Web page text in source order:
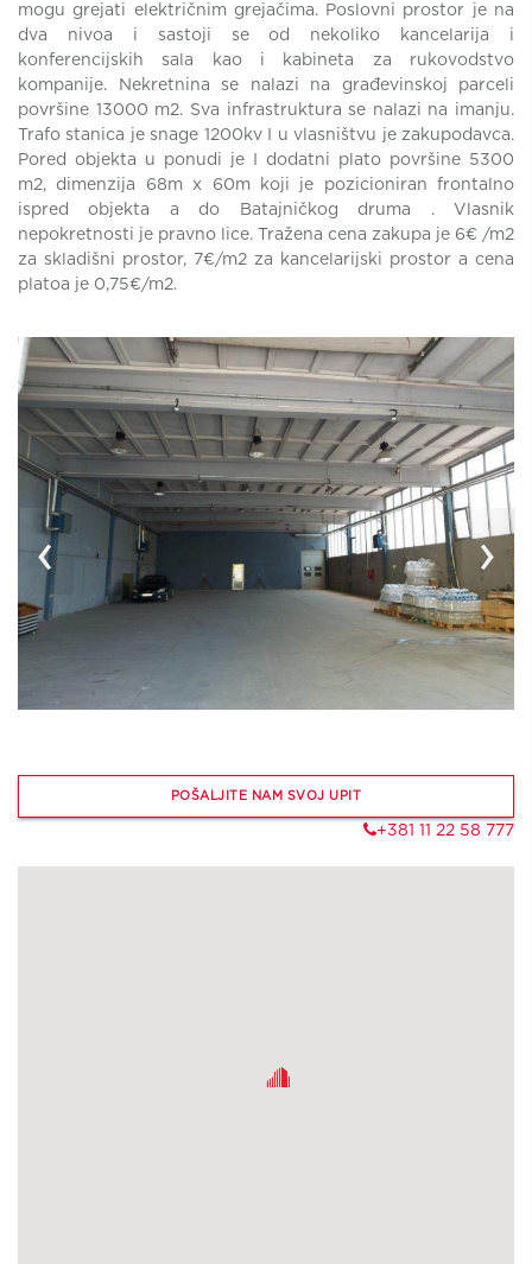
mogu grejati električnim grejačima. Poslovni prostor je na
dva nivoa i sastoji se od nekoliko kancelarija i
konferencijskih sala kao i kabineta za rukovodstvo
kompanije. Nekretnina se nalazi na građevinskoj parceli
površine 13000 m2. Sva infrastruktura se nalazi na imanju.
Trafo stanica je snage 1200kv I u vlasništvu je zakupodavca.
Pored objekta u ponudi je I dodatni plato površine 5300
m2, dimenzija 68m x 60m koji je pozicioniran frontalno
ispred objekta a do Batajničkog druma . Vlasnik
nepokretnosti je pravno lice. Tražena cena zakupa je 6€ /m2
za skladišni prostor, 7€/m2 za kancelarijski prostor a cena
platoa je 0,75€/m2.
‹ ›
POŠALJITE NAM SVOJ UPIT
+381 11 22 58 777